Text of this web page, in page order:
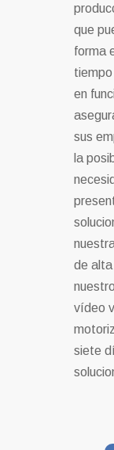
que
forma
en
sus
la
de alta
vídeo
siete